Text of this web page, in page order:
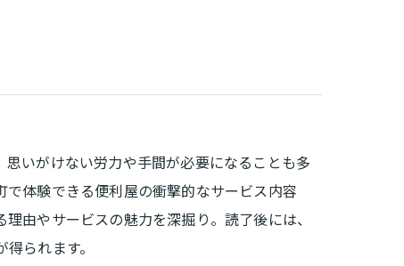
いがけない労力や手間が必要になることも多
体験できる便利屋の衝撃的なサービス内容
由やサービスの魅力を深掘り。読了後には、
られます。